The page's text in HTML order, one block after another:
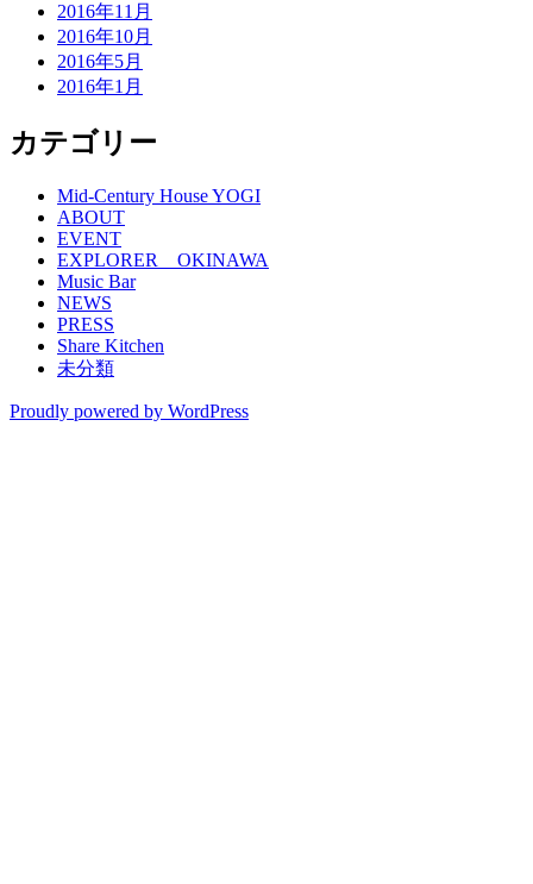
2016年11月
2016年10月
2016年5月
2016年1月
カテゴリー
Mid-Century House YOGI
ABOUT
EVENT
EXPLORER OKINAWA
Music Bar
NEWS
PRESS
Share Kitchen
未分類
Proudly powered by WordPress